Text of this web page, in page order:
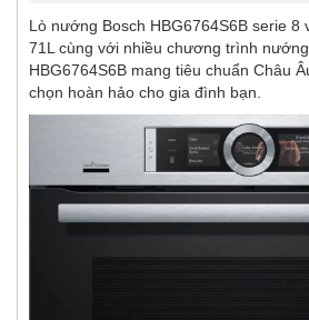
Lò nướng Bosch HBG6764S6B serie 8
71L cùng với nhiều chương trình
HBG6764S6B mang tiêu chuẩn Châu
chọn hoàn hảo cho gia đình bạn.